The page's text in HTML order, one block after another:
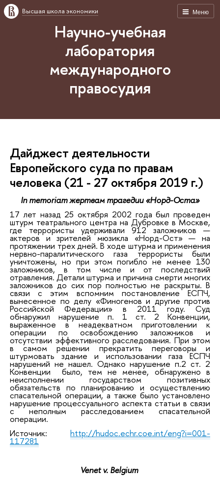
Меню
Высшая школа экономики
Научно-учебная
лаборатория
международного
правосудия
Дайджест деятельности
Европейского суда по правам
человека (21 - 27 октября 2019 г.)
In memoriam жертвам трагедии «Норд-Оста»
17 лет назад 25 октября 2002 года был проведен
штурм театрального центра на Дубровке в Москве,
где террористы удерживали 912 заложников —
актеров и зрителей мюзикла «Норд-Ост» — на
протяжении трех дней. В ходе штурма и применения
нервно-паралитического газа террористы были
уничтожены, но при этом погибло не менее 130
заложников, в том числе и от последствий
отравления. Детали штурма и причина смерти многих
заложников до сих пор полностью не раскрыты. В
связи с этим вспомним постановление ЕСПЧ,
вынесенное по делу «Финогенов и другие против
Российской Федерации» в 2011 году. Суд
обнаружил нарушение п. 1 ст. 2 Конвенции,
выраженное в неадекватном приготовлении к
операции по освобождению заложников и
отсутствии эффективного расследования. При этом
в самом решении прекратить переговоры и
штурмовать здание и использовании газа ЕСПЧ
нарушений не нашел. Однако нарушение п.2 ст. 2
Конвенции было, тем не менее, обнаружено в
неисполнении государством позитивных
обязательств по планированию и осуществлению
спасательной операции, а также было установлено
нарушение процессуального аспекта статьи в связи
с неполным расследованием спасательной
операции.
Источник: http://hudoc.echr.coe.int/eng?i=001-
117281
Venet v. Belgium